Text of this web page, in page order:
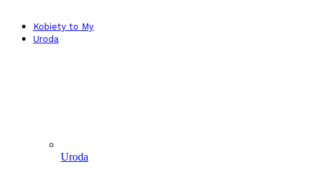
Kobiety to My
Uroda
Uroda